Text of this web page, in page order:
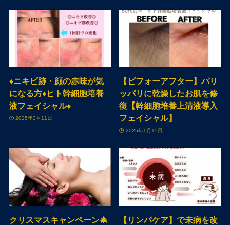
♦ニキビ跡・顔の赤味が気
になる方♦ヒト幹細胞培養
液フェイシャル♦
2025年3月11日
【ビフォーアフター】パリ
ッパリに乾燥したお肌を修
復【幹細胞培養上清液導入
フェイシャル】
2025年1月15日
クリスマスキャンペーン🎄
【リンパケア】で未病を改